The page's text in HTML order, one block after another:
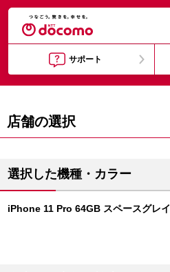
サポート
店舗の選択
選択した機種・カラー
iPhone 11 Pro 64GB スペースグレイ